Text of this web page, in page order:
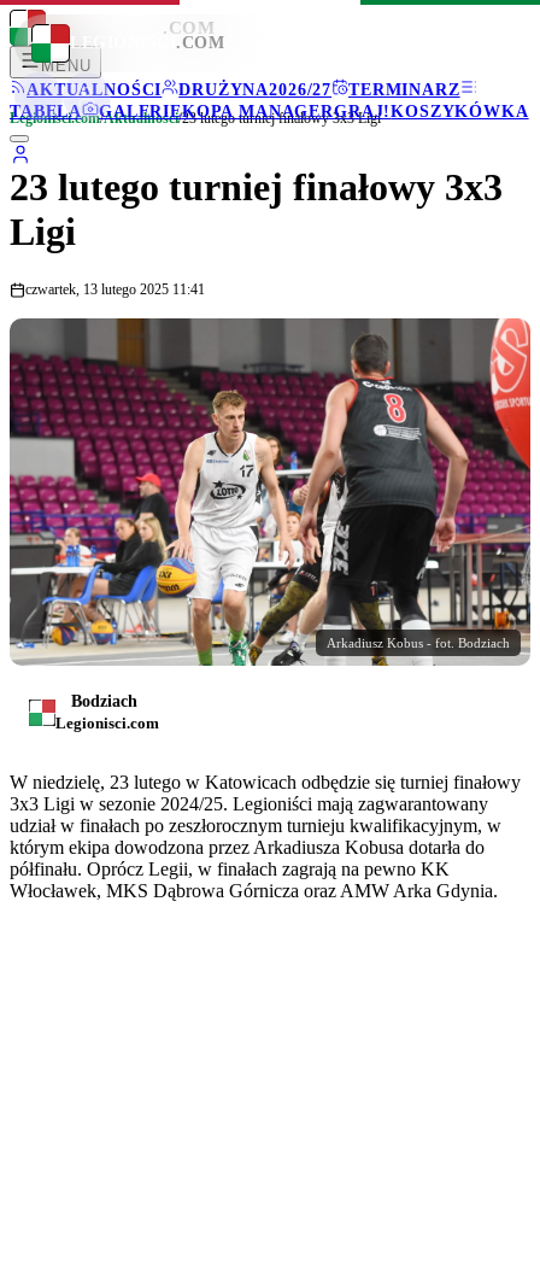
LEGIONISCI .COM
MENU
AKTUALNOŚCI
DRUŻYNA2026/27
TERMINARZ
TABELA
GALERIEKOPA MANAGERGRAJ!KOSZYKÓWKA
LEGIONISCI .COM
Legionisci.com/Aktualności/23 lutego turniej finałowy 3x3 Ligi
23 lutego turniej finałowy 3x3
Ligi
czwartek, 13 lutego 2025 11:41
Arkadiusz Kobus - fot. Bodziach
Bodziach
Legionisci.com
W niedzielę, 23 lutego w Katowicach odbędzie się turniej finałowy
3x3 Ligi w sezonie 2024/25. Legioniści mają zagwarantowany
udział w finałach po zeszłorocznym turnieju kwalifikacyjnym, w
którym ekipa dowodzona przez Arkadiusza Kobusa dotarła do
półfinału. Oprócz Legii, w finałach zagrają na pewno KK
Włocławek, MKS Dąbrowa Górnicza oraz AMW Arka Gdynia.